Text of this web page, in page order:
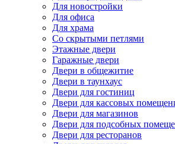
Для новостройки
Для офиса
Для храма
Со скрытыми петлями
Этажные двери
Гаражные двери
Двери в общежитие
Двери в таунхаус
Двери для гостиниц
Двери для кассовых
Двери для магазинов
Двери для подсобных
Двери для ресторанов